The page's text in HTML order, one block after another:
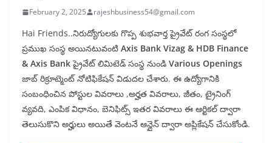
February 2, 2025 rajeshbusiness54@gmail.com
Hai Friends..నిరుద్యోగులకు గొప్ప శుభవార్త ప్రైవేట్ రంగ సంస్థలో
ప్రముఖ సంస్థ అయినటువంటి Axis Bank Vizag & HDB Finance
& Axis Bankప్రైవేట్ లిమిటెడ్ సంస్థ నుండి Various Openings
జాబ్ రిక్రూట్మెంట్ నోటిఫికేషన్ విడుదల చేశారు. ఈ ఉద్యోగానికి
సంబంధించిన పోస్టుల వివరాలు ,అర్హత వివరాలు, జీతం, ట్రైనింగ్
వ్యవది, ఎంపిక విధానం, బెనిఫిట్స్ ఇతర వివరాలు ఈ ఆర్టికల్ ద్వారా
తెలుసుకొని అర్హులు అయితే వెంటనే ఆన్లైన్ ద్వారా అప్లికేషన్ చేసుకోండి.